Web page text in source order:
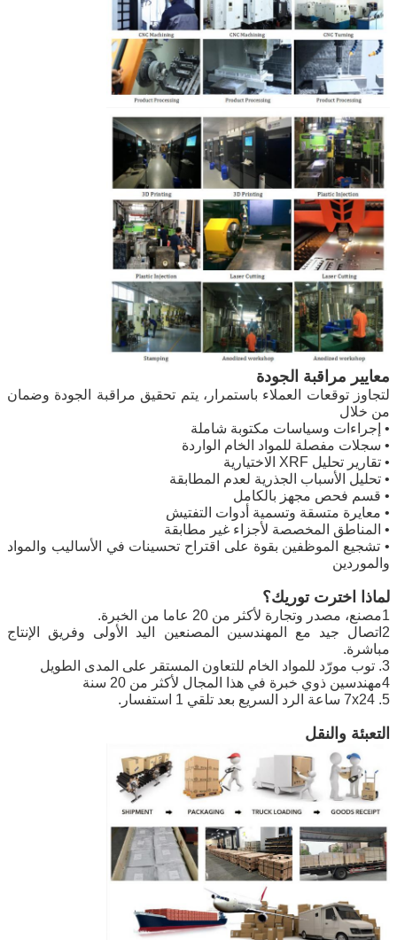
معايير مراقبة الجودة
لتجاوز توقعات العملاء باستمرار، يتم تحقيق مراقبة الجودة وضمان
من خلال
• إجراءات وسياسات مكتوبة شاملة
• سجلات مفصلة للمواد الخام الواردة
• تقارير تحليل XRF الاختيارية
• تحليل الأسباب الجذرية لعدم المطابقة
• قسم فحص مجهز بالكامل
• معايرة متسقة وتسمية أدوات التفتيش
• المناطق المخصصة لأجزاء غير مطابقة
• تشجيع الموظفين بقوة على اقتراح تحسينات في الأساليب والمواد
والموردين
لماذا اخترت توريك؟
1مصنع، مصدر وتجارة لأكثر من 20 عاما من الخبرة.
2اتصال جيد مع المهندسين المصنعين اليد الأولى وفريق الإنتاج
مباشرة.
3. توب مورّد للمواد الخام للتعاون المستقر على المدى الطويل
4مهندسين ذوي خبرة في هذا المجال لأكثر من 20 سنة
5. 7x24 ساعة الرد السريع بعد تلقي 1 استفسار.
التعبئة والنقل